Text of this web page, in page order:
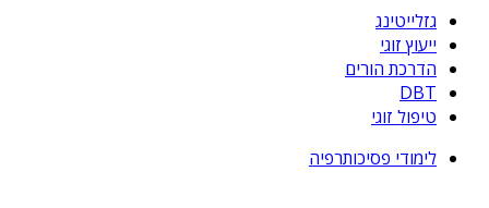
גזלייטינג
ייעוץ זוגי
הדרכת הורים
DBT
טיפול זוגי
לימודי פסיכותרפיה